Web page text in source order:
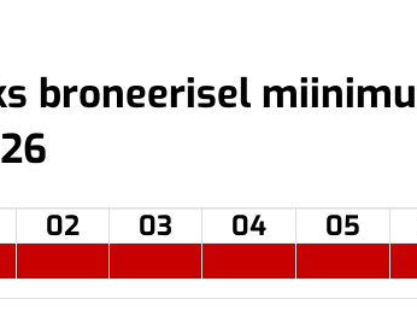
broneerisel
02 03 04 05